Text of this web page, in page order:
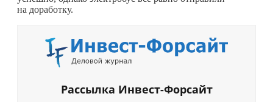
на доработку.
Рассылка Инвест-Форсайт